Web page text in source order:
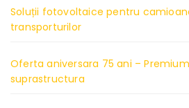
Soluții fotovoltaice pentru
transporturilor
Oferta aniversara 75 ani –
suprastructura